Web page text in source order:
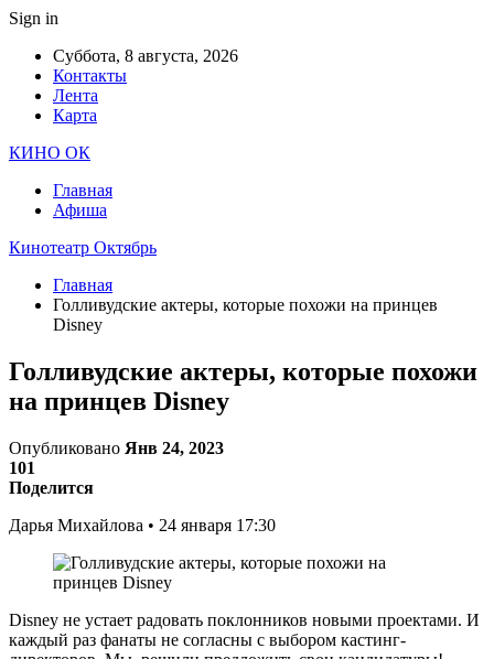
Sign in
Суббота, 8 августа, 2026
Контакты
Лента
Карта
КИНО ОК
Главная
Афиша
Кинотеатр Октябрь
Главная
Голливудские актеры, которые похожи на принцев
Disney
Голливудские актеры, которые похожи
на принцев Disney
Опубликовано Янв 24, 2023
101
Поделится
Дарья Михайлова • 24 января 17:30
Disney не устает радовать поклонников новыми проектами. И
каждый раз фанаты не согласны с выбором кастинг-